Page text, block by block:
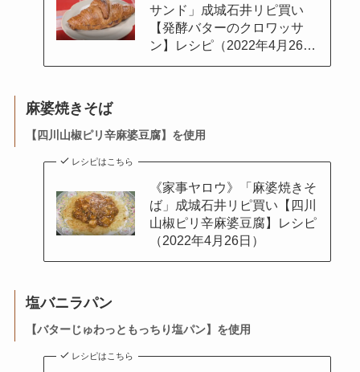
サンド」成城石井リピ買い
【発酵バターのクロワッサ
ン】レシピ（2022年4月26…
麻婆焼きそば
【 四川山椒ピリ辛麻婆豆腐】 を使用
レシピはこちら
《家事ヤロウ》「麻婆焼きそ
ば」成城石井リピ買い【四川
山椒ピリ辛麻婆豆腐】レシピ
（2022年4月26日）
塩バニラパン
【バターじゅわっともっちり塩パン】 を使用
レシピはこちら